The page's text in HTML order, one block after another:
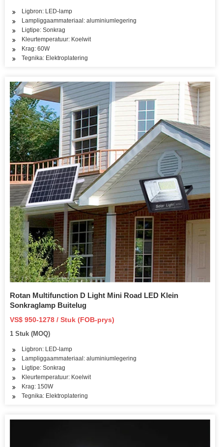
Ligbron: LED-lamp
Lampliggaammateriaal: aluminiumlegering
Ligtipe: Sonkrag
Kleurtemperatuur: Koelwit
Krag: 60W
Tegnika: Elektroplatering
Rotan Multifunction D Light Mini Road LED Klein
Sonkraglamp Buitelug
VS$ 950-1278 / Stuk (FOB-prys)
1 Stuk (MOQ)
Ligbron: LED-lamp
Lampliggaammateriaal: aluminiumlegering
Ligtipe: Sonkrag
Kleurtemperatuur: Koelwit
Krag: 150W
Tegnika: Elektroplatering